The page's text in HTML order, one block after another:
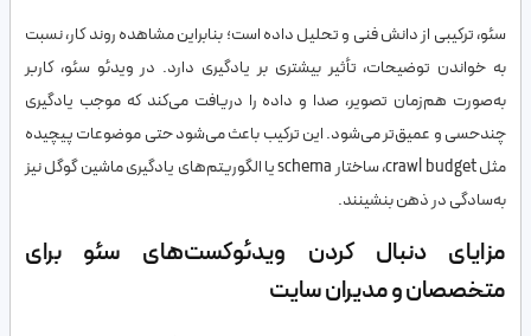
سئو، ترکیبی از دانش فنی و تحلیل داده است؛ بنابراین مشاهده روند کار، نسبت
به خواندن توضیحات، تأثیر بیشتری بر یادگیری دارد. در ویدئو سئو، کاربر
به‌صورت هم‌زمان تصویر، صدا و داده را دریافت می‌کند که موجب یادگیری
چندحسی و عمیق‌تر می‌شود. این ترکیب باعث می‌شود حتی موضوعات پیچیده
مثل crawl budget، ساختار schema یا الگوریتم‌های یادگیری ماشین گوگل نیز
به‌سادگی در ذهن بنشینند.
مزایای دنبال کردن ویدئوکست‌های سئو برای
متخصصان و مدیران سایت